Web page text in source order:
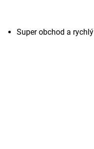
Super obchod a rychlý